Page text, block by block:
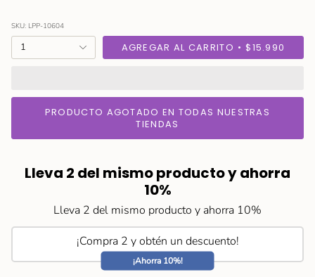
SKU: LPP-10604
{"in_cart_html"=>"
<span
quantity
}}
"decrease"=>"Disminuir
cantidad
{{
1 AGREGAR AL CARRITO $15.990
PRODUCTO AGOTADO EN TODAS NUESTRAS
TIENDAS
Lleva 2 del mismo producto y ahorra
10%
Lleva 2 del mismo producto y ahorra 10%
¡Compra 2 y obtén un descuento!
¡Ahorra 10%!